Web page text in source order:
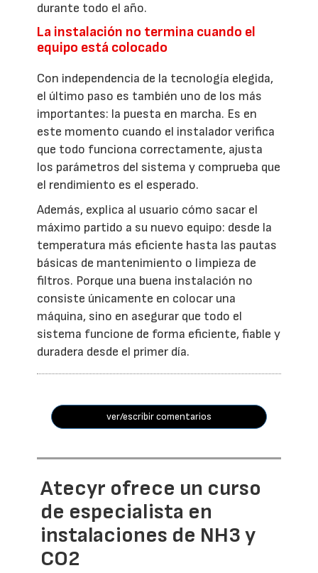
durante todo el año.
La instalación no termina cuando el
equipo está colocado
Con independencia de la tecnología elegida,
el último paso es también uno de los más
importantes: la puesta en marcha. Es en
este momento cuando el instalador verifica
que todo funciona correctamente, ajusta
los parámetros del sistema y comprueba que
el rendimiento es el esperado.
Además, explica al usuario cómo sacar el
máximo partido a su nuevo equipo: desde la
temperatura más eficiente hasta las pautas
básicas de mantenimiento o limpieza de
filtros. Porque una buena instalación no
consiste únicamente en colocar una
máquina, sino en asegurar que todo el
sistema funcione de forma eficiente, fiable y
duradera desde el primer día.
ver/escribir comentarios
Atecyr ofrece un curso
de especialista en
instalaciones de NH3 y
CO2